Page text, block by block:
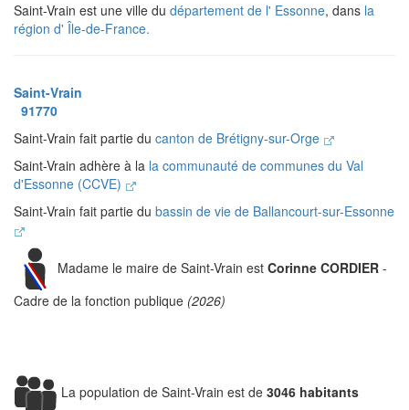
Saint-Vrain est une ville du département de l' Essonne, dans la
région d' Île-de-France.
Saint-Vrain
91770
Saint-Vrain fait partie du canton de Brétigny-sur-Orge
Saint-Vrain adhère à la la communauté de communes du Val
d'Essonne (CCVE)
Saint-Vrain fait partie du bassin de vie de Ballancourt-sur-Essonne
Madame le maire de Saint-Vrain est Corinne CORDIER -
Cadre de la fonction publique (2026)
La population de Saint-Vrain est de 3046 habitants